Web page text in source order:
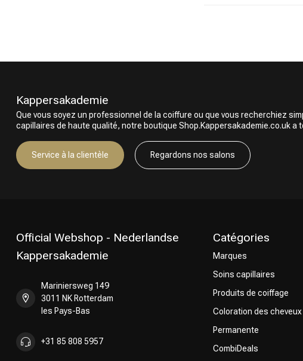
Kappersakademie
Que vous soyez un professionnel de la coiffure ou que vous recherchiez
capillaires de haute qualité, notre boutique Shop.Kappersakademie.co.uk a
Service à la clientèle Regardons nos salons
Official Webshop - Nederlandse
Kappersakademie
Mariniersweg 149
3011 NK Rotterdam
les Pays-Bas
+31 85 808 5957
Catégories
Marques
Soins capillaires
Produits de coiffage
Coloration des cheveux
Permanente
CombiDeals